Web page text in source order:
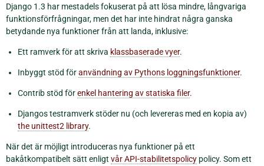
Django 1.3 har mestadels fokuserat på att lösa mindre, långvariga
funktionsförfrågningar, men det har inte hindrat några ganska
betydande nya funktioner från att landa, inklusive:
Ett ramverk för att skriva klassbaserade vyer.
Inbyggt stöd föranvändning av Pythons loggningsfunktioner.
Contrib stöd förenkel hantering av statiska filer.
Djangos testramverk stöder nu (och levereras med en kopia av)
the unittest2 library.
När det är möjligt introduceras nya funktioner på ett
bakåtkompatibelt sätt enligt vår API-stabilitetspolicy policy. Som ett